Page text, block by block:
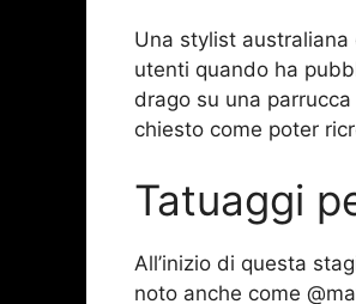
Una stylist
utenti quando ha
drago su una
chiesto come poter
Tatuaggi
All’inizio di questa
noto anche come